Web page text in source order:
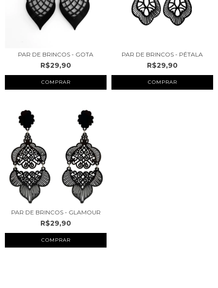
PAR DE BRINCOS - GOTA
R$29,90
COMPRAR
PAR DE BRINCOS - PÉTALA
R$29,90
COMPRAR
PAR DE BRINCOS - GLAMOUR
R$29,90
COMPRAR